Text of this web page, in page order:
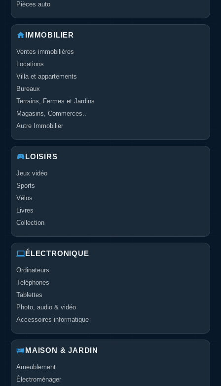
Pièces auto
IMMOBILIER
Ventes immobilières
Locations
Villa et appartements
Bureaux
Terrains, Fermes et Jardins
Magasins, Commerces..
Autre Immobilier
LOISIRS
Jeux vidéo
Sports
Vélos
Livres
Collection
ÉLECTRONIQUE
Ordinateurs
Téléphones
Tablettes
Photo, audio & vidéo
Accessoires informatique
MAISON & JARDIN
Ameublement
Électroménager